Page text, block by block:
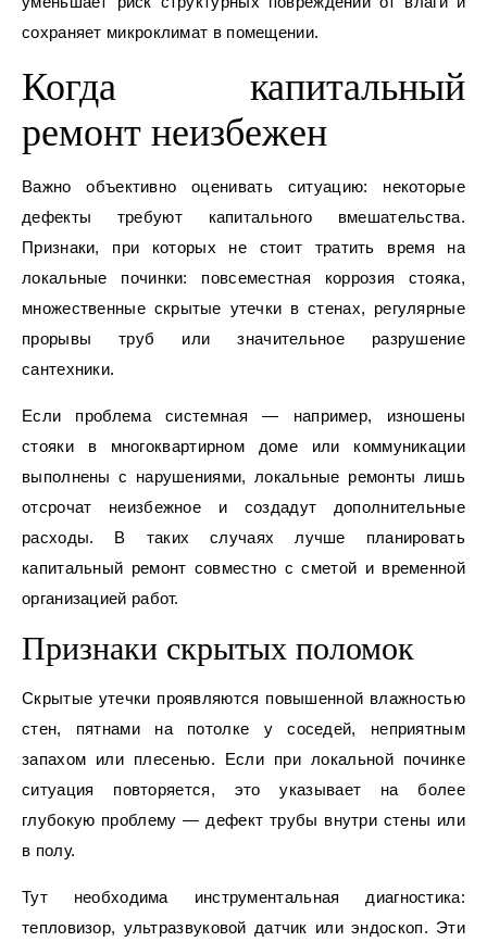
сохраняет микроклимат в помещении.
Когда капитальный
ремонт неизбежен
Важно объективно оценивать ситуацию: некоторые
дефекты требуют капитального вмешательства.
Признаки, при которых не стоит тратить время на
локальные починки: повсеместная коррозия стояка,
множественные скрытые утечки в стенах, регулярные
прорывы труб или значительное разрушение
сантехники.
Если проблема системная — например, изношены
стояки в многоквартирном доме или коммуникации
выполнены с нарушениями, локальные ремонты лишь
отсрочат неизбежное и создадут дополнительные
расходы. В таких случаях лучше планировать
капитальный ремонт совместно с сметой и временной
организацией работ.
Признаки скрытых поломок
Скрытые утечки проявляются повышенной влажностью
стен, пятнами на потолке у соседей, неприятным
запахом или плесенью. Если при локальной починке
ситуация повторяется, это указывает на более
глубокую проблему — дефект трубы внутри стены или
в полу.
Тут необходима инструментальная диагностика:
тепловизор, ультразвуковой датчик или эндоскоп. Эти